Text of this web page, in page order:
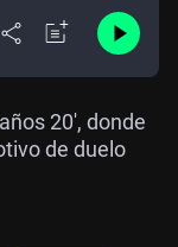
20', donde
de duelo